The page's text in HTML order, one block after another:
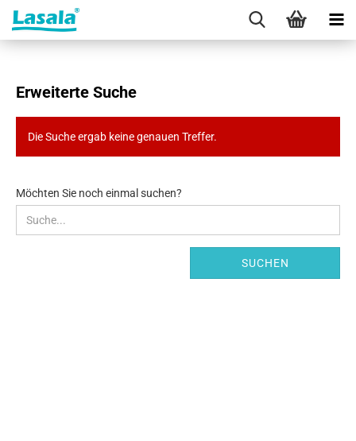
Erweiterte Suche
Die Suche ergab keine genauen Treffer.
MÖCHTEN
SIE
NOCH
Möchten Sie noch einmal suchen?
SUCHEN